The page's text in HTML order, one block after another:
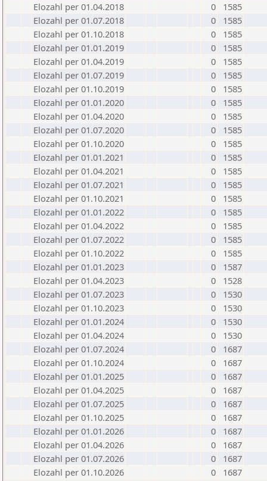
Elozahl per 01.04.2018
0
1585
Elozahl per 01.07.2018
0
1585
Elozahl per 01.10.2018
0
1585
Elozahl per 01.01.2019
0
1585
Elozahl per 01.04.2019
0
1585
Elozahl per 01.07.2019
0
1585
Elozahl per 01.10.2019
0
1585
Elozahl per 01.01.2020
0
1585
Elozahl per 01.04.2020
0
1585
Elozahl per 01.07.2020
0
1585
Elozahl per 01.10.2020
0
1585
Elozahl per 01.01.2021
0
1585
Elozahl per 01.04.2021
0
1585
Elozahl per 01.07.2021
0
1585
Elozahl per 01.10.2021
0
1585
Elozahl per 01.01.2022
0
1585
Elozahl per 01.04.2022
0
1585
Elozahl per 01.07.2022
0
1585
Elozahl per 01.10.2022
0
1585
Elozahl per 01.01.2023
0
1587
Elozahl per 01.04.2023
0
1528
Elozahl per 01.07.2023
0
1530
Elozahl per 01.10.2023
0
1530
Elozahl per 01.01.2024
0
1530
Elozahl per 01.04.2024
0
1530
Elozahl per 01.07.2024
0
1687
Elozahl per 01.10.2024
0
1687
Elozahl per 01.01.2025
0
1687
Elozahl per 01.04.2025
0
1687
Elozahl per 01.07.2025
0
1687
Elozahl per 01.10.2025
0
1687
Elozahl per 01.01.2026
0
1687
Elozahl per 01.04.2026
0
1687
Elozahl per 01.07.2026
0
1687
Elozahl per 01.10.2026
0 1687